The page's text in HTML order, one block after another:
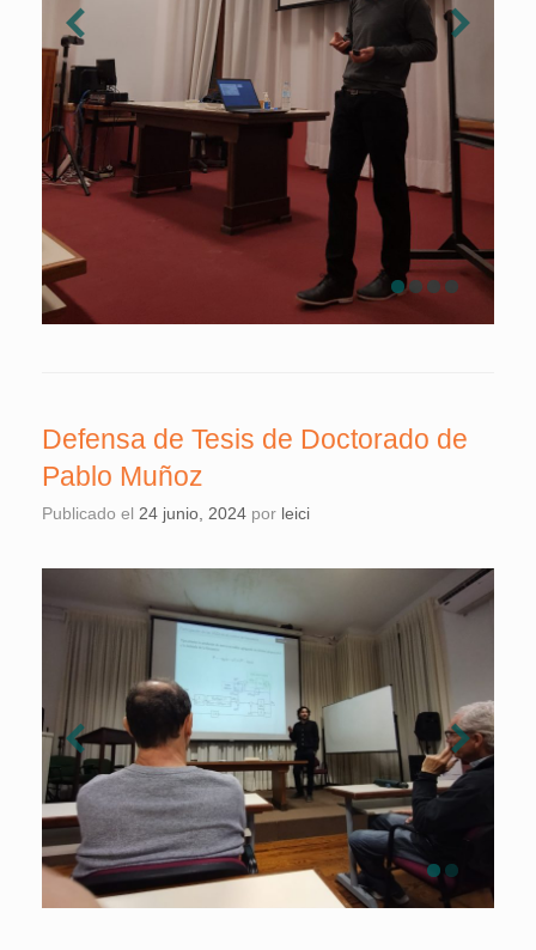
Defensa de Tesis de Doctorado de
Pablo Muñoz
Publicado el 24 junio, 2024 por leici